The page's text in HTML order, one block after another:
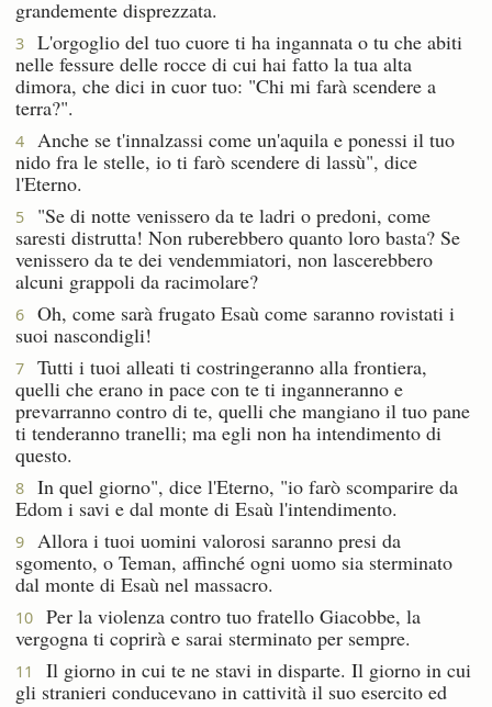
grandemente disprezzata.
3
L'orgoglio del tuo cuore ti ha ingannata o tu che abiti
nelle fessure delle rocce di cui hai fatto la tua alta
dimora, che dici in cuor tuo: "Chi mi farà scendere a
terra?".
4
Anche se t'innalzassi come un'aquila e ponessi il tuo
nido fra le stelle, io ti farò scendere di lassù", dice
l'Eterno.
5
"Se di notte venissero da te ladri o predoni, come
saresti distrutta! Non ruberebbero quanto loro basta? Se
venissero da te dei vendemmiatori, non lascerebbero
alcuni grappoli da racimolare?
6
Oh, come sarà frugato Esaù come saranno rovistati i
suoi nascondigli!
7
Tutti i tuoi alleati ti costringeranno alla frontiera,
quelli che erano in pace con te ti inganneranno e
prevarranno contro di te, quelli che mangiano il tuo pane
ti tenderanno tranelli; ma egli non ha intendimento di
questo.
8
In quel giorno", dice l'Eterno, "io farò scomparire da
Edom i savi e dal monte di Esaù l'intendimento.
9
Allora i tuoi uomini valorosi saranno presi da
sgomento, o Teman, affinché ogni uomo sia sterminato
dal monte di Esaù nel massacro.
10
Per la violenza contro tuo fratello Giacobbe, la
vergogna ti coprirà e sarai sterminato per sempre.
11
Il giorno in cui te ne stavi in disparte. Il giorno in cui
gli stranieri conducevano in cattività il suo esercito ed